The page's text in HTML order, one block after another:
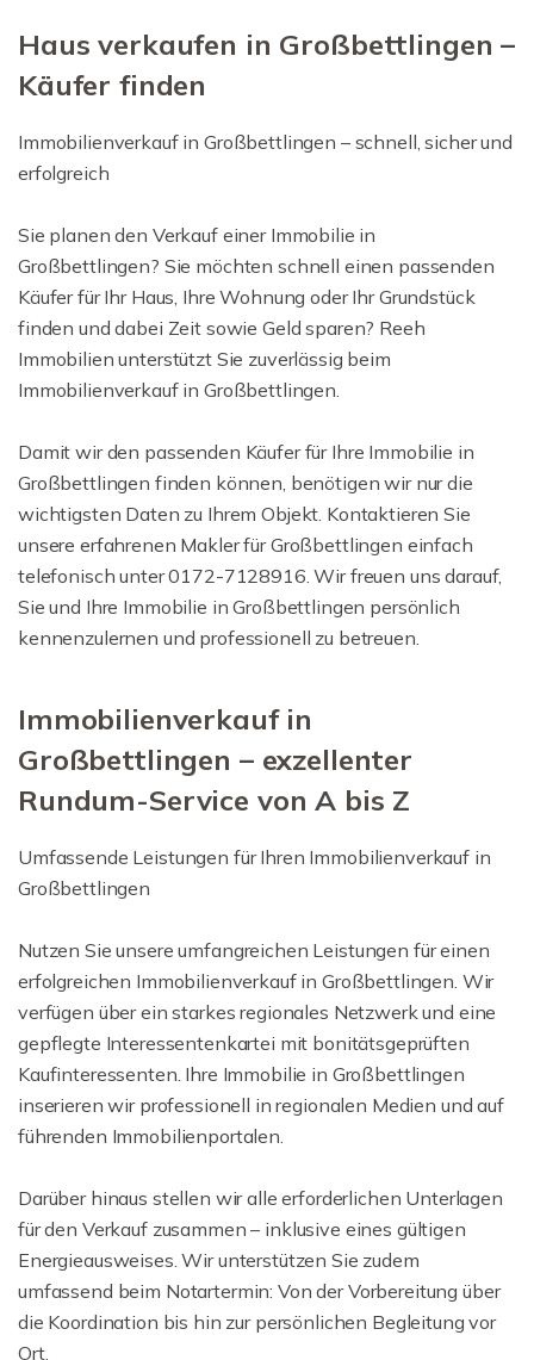
Haus verkaufen in Großbettlingen –
Käufer finden
Immobilienverkauf in Großbettlingen – schnell, sicher und
erfolgreich
Sie planen den Verkauf einer Immobilie in
Großbettlingen? Sie möchten schnell einen passenden
Käufer für Ihr Haus, Ihre Wohnung oder Ihr Grundstück
finden und dabei Zeit sowie Geld sparen? Reeh
Immobilien unterstützt Sie zuverlässig beim
Immobilienverkauf in Großbettlingen.
Damit wir den passenden Käufer für Ihre Immobilie in
Großbettlingen finden können, benötigen wir nur die
wichtigsten Daten zu Ihrem Objekt. Kontaktieren Sie
unsere erfahrenen Makler für Großbettlingen einfach
telefonisch unter 0172-7128916. Wir freuen uns darauf,
Sie und Ihre Immobilie in Großbettlingen persönlich
kennenzulernen und professionell zu betreuen.
Immobilienverkauf in
Großbettlingen – exzellenter
Rundum-Service von A bis Z
Umfassende Leistungen für Ihren Immobilienverkauf in
Großbettlingen
Nutzen Sie unsere umfangreichen Leistungen für einen
erfolgreichen Immobilienverkauf in Großbettlingen. Wir
verfügen über ein starkes regionales Netzwerk und eine
gepflegte Interessentenkartei mit bonitätsgeprüften
Kaufinteressenten. Ihre Immobilie in Großbettlingen
inserieren wir professionell in regionalen Medien und auf
führenden Immobilienportalen.
Darüber hinaus stellen wir alle erforderlichen Unterlagen
für den Verkauf zusammen – inklusive eines gültigen
Energieausweises. Wir unterstützen Sie zudem
umfassend beim Notartermin: Von der Vorbereitung über
die Koordination bis hin zur persönlichen Begleitung vor
Ort.